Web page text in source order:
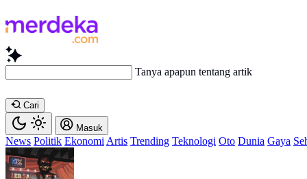
Tanya apapun tentang artikel ini...
Cari
Masuk
News Politik Ekonomi Artis Trending Teknologi Oto Dunia Gaya